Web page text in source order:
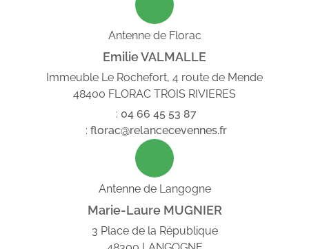
Antenne de Florac
Emilie VALMALLE
Immeuble Le Rochefort, 4 route de Mende
48400 FLORAC TROIS RIVIERES
: 04 66 45 53 87
: florac@relancecevennes.fr
Antenne de Langogne
Marie-Laure MUGNIER
3 Place de la République